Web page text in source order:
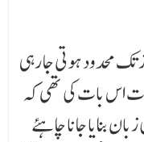
تک محدود ہوتی جا رہی
اس بات کی تھی کہ
بنایا جانا چاہئے